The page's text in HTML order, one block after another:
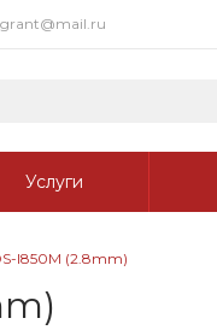
Услуги
I850M (2.8mm)